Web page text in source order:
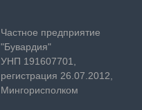
Частное предприятие
"Бувардия"
УНП 191607701,
регистрация 26.07.2012,
Мингорисполком